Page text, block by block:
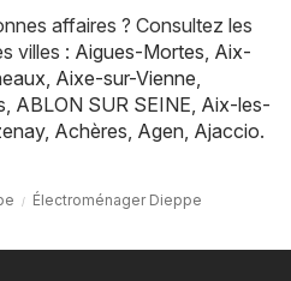
affaires ? Consultez les
villes : Aigues-Mortes Aix-
Aixe-sur-Vienne
ABLON SUR SEINE Aix-les-
, Achères Agen Ajaccio.
Électroménager Dieppe